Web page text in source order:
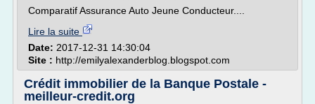
Comparatif Assurance Auto Jeune Conducteur....
Lire la suite
Date: 2017-12-31 14:30:04
Site : http://emilyalexanderblog.blogspot.com
Crédit immobilier de la Banque Postale -
meilleur-credit.org